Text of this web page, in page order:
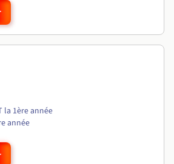
la 1ère année
année